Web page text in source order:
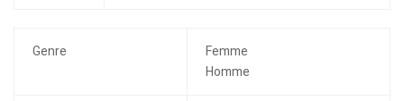
Genre
Femme
Homme